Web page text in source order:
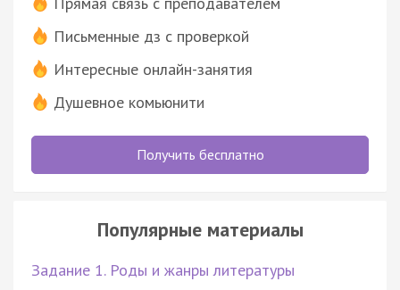
Письменные дз с проверкой
Интересные онлайн-занятия
Душевное комьюнити
Получить бесплатно
Популярные материалы
Задание 1. Роды и жанры литературы